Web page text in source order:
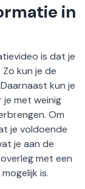
in
is dat je
kun je de
kun je
met weinig
Om
je voldoende
je aan de
met een
is.